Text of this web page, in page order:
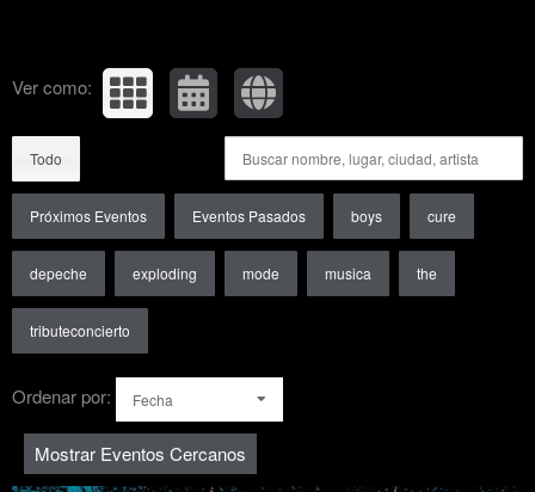
Ver como:
Todo
Próximos Eventos Eventos Pasados boys cure
depeche exploding mode musica the
tributeconcierto
Ordenar por: Fecha
Mostrar Eventos Cercanos